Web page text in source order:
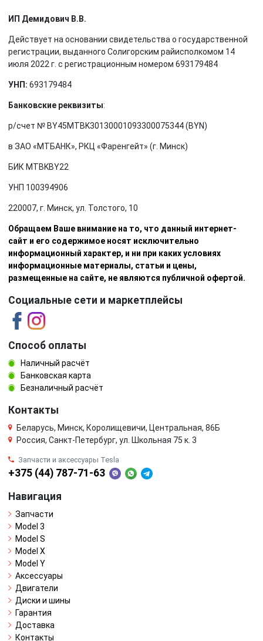
ИП Демидович В.В.
Действует на основании свидетельства о государственной
регистрации, выданного Солигорским райисполкомом 14
июля 2022 г. с регистрационным номером 693179484
УНП: 693179484
Банковские реквизиты:
р/счет № BY45MTBK30130001093300075344 (BYN)
в ЗАО «МТБАНК», РКЦ «Фаренгейт» (г. Минск)
БИК MTBKBY22
УНП 100394906
220007, г. Минск, ул. Толстого, 10
Обращаем Ваше внимание на то, что данный интернет-
сайт и его содержимое носят исключительно
информационный характер, и ни при каких условиях
информационные материалы, статьи и цены,
размещенные на сайте, не являются публичной офертой.
Социальные сети и маркетплейсы
Способ оплаты
Наличный расчёт
Банковская карта
Безналичный расчёт
Контакты
Беларусь, Минск, Королищевичи, Центральная, 86Б
Россия, Санкт-Петербург, ул. Школьная 75 к. 3
Запчасти и аксессуары Tesla
+375 (44) 787-71-63
Навигация
Запчасти
Model 3
Model S
Model X
Model Y
Аксессуары
Двигатели
Диски и шины
Гарантия
Доставка
Контакты